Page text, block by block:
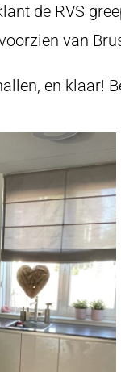
de RVS
van
en klaar!